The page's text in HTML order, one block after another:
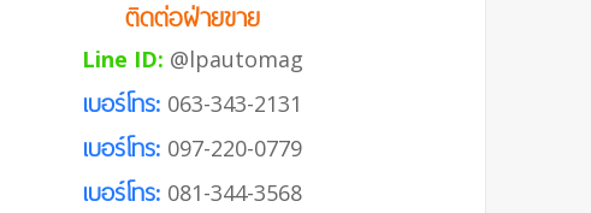
ติดต่อฝ่ายขาย
Line ID: @lpautomag
เบอร์โทร: 063-343-2131
เบอร์โทร: 097-220-0779
เบอร์โทร: 081-344-3568